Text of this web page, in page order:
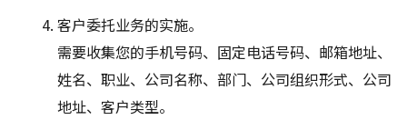
客户委托业务的实施。
需要收集您的手机号码、固定电话号码、邮箱地址、
姓名、职业、公司名称、部门、公司组织形式、公司
地址、客户类型。